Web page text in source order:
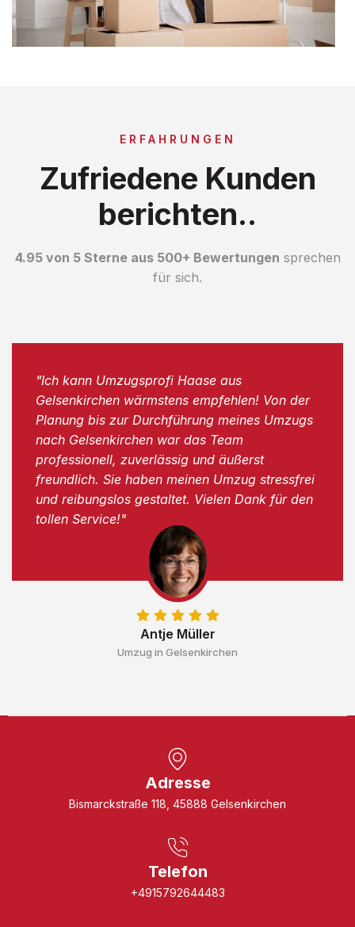
ERFAHRUNGEN
Zufriedene Kunden
berichten..
4.95 von 5 Sterne aus 500+ Bewertungen sprechen
für sich.
Antje Müller
Umzug in Gelsenkirchen
"Ich kann Umzugsprofi Haase aus
Gelsenkirchen wärmstens empfehlen! Von der
Planung bis zur Durchführung meines Umzugs
nach Gelsenkirchen war das Team
professionell, zuverlässig und äußerst
freundlich. Sie haben meinen Umzug stressfrei
und reibungslos gestaltet. Vielen Dank für den
tollen Service!"
Adresse
Bismarckstraße 118, 45888 Gelsenkirchen
Telefon
+4915792644483